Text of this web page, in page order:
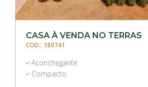
CASA À VENDA NO TERRAS
COD.: 180741
Aconchegante
Compacto